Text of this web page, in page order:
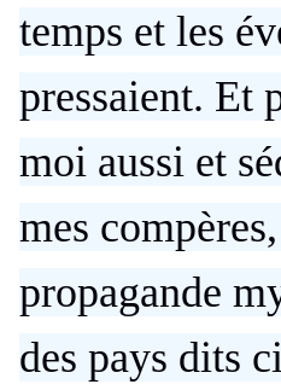
temps et les
pressaient. Et
moi aussi et
mes
propagande
des pays dits